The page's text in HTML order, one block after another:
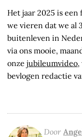
Het jaar 2025 is
we vieren dat we al
buitenleven in
via ons mooie,
onze jubileumvideo,
bevlogen redactie
Door